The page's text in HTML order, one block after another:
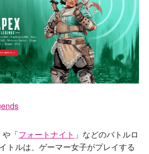
や「フォートナイト 」などのバトルロ
トルは、ゲーマー女子がプレイする